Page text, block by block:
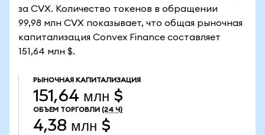
за CVX. Количество токенов в обращении
99,98 млн CVX показывает, что общая рыночная
капитализация Convex Finance составляет
151,64 млн $.
РЫНОЧНАЯ КАПИТАЛИЗАЦИЯ
151,64 млн $
ОБЪЕМ ТОРГОВЛИ (24 Ч)
4,38 млн $